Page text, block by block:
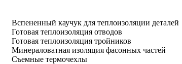
Вспененный каучук для теплоизоляции деталей
Готовая теплоизоляция отводов
Готовая теплоизоляция тройников
Минераловатная изоляция фасонных частей
Съемные термочехлы